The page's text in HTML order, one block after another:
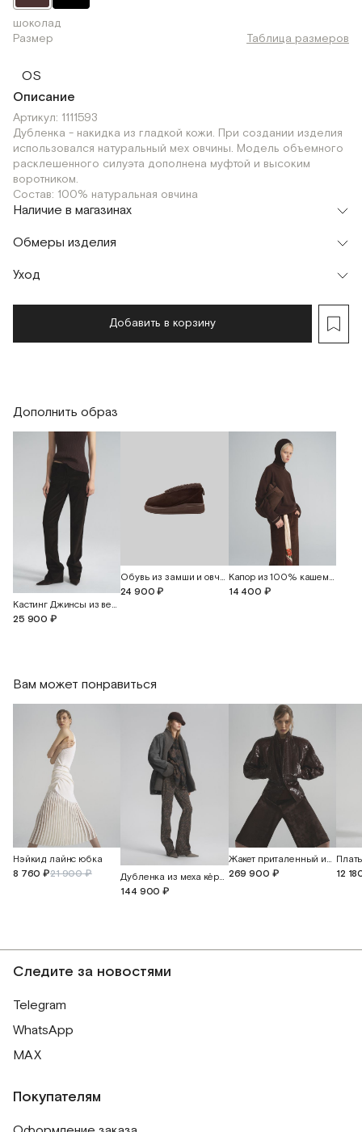
шоколад
Размер
Таблица размеров
OS
Описание
Артикул: 1111593
Дубленка - накидка из гладкой кожи. При создании изделия
использовался натуральный мех овчины. Модель объемного
расклешенного силуэта дополнена муфтой и высоким
воротником.
Состав: 100% натуральная овчина
Наличие в магазинах
Шоурум
г. Москва, Малая Бронная 24/3
OS
Обмеры изделия
Мерки, см
Длина изделия 75
Уход
Добавить в корзину
Дополнить образ
Кастинг Джинсы из вельвета
25 900 ₽
Обувь из замши и овчины "Керли"
24 900 ₽
Капор из 100% кашемира
14 400 ₽
Вам может понравиться
Нэйкид лайнс юбка
8 760 ₽21 900 ₽
Дубленка из меха кёрли с поясом
144 900 ₽
Жакет приталенный из кожи питона
269 900 ₽
12
Следите за новостями
Telegram
WhatsApp
MAX
Покупателям